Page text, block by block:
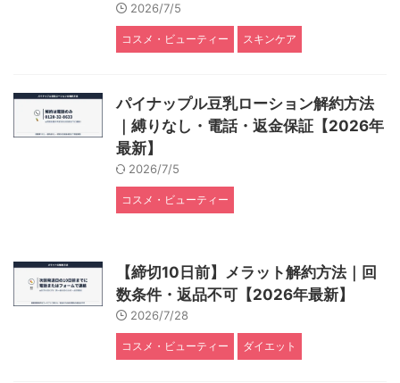
2026/7/5
コスメ・ビューティー スキンケア
パイナップル豆乳ローション解約方法
｜縛りなし・電話・返金保証【2026年
最新】
2026/7/5
コスメ・ビューティー
【締切10日前】メラット解約方法｜回
数条件・返品不可【2026年最新】
2026/7/28
コスメ・ビューティー ダイエット